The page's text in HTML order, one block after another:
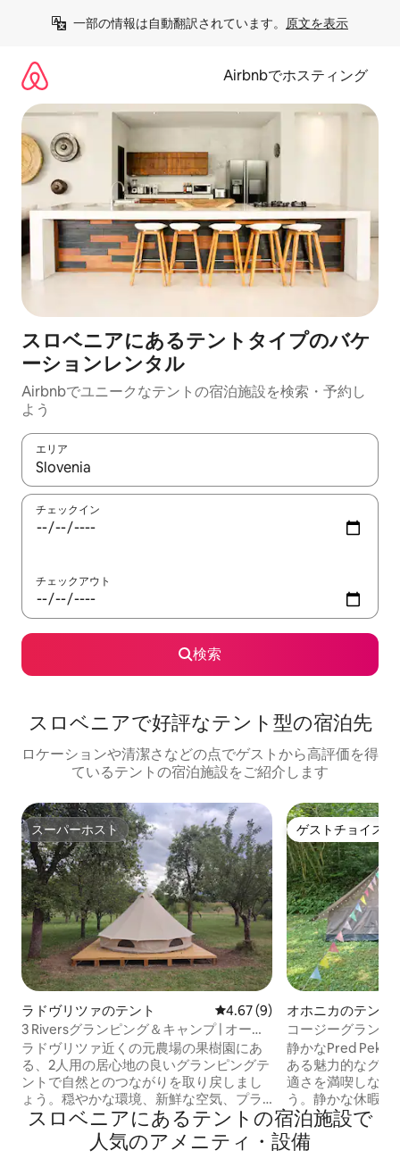
一部の情報は自動翻訳されています。 原文を表示
Airbnbでホスティング
スロベニアにあるテントタイプのバケ
ーションレンタル
Airbnbでユニークなテントの宿泊施設を検索・予約し
よう
エリア
検索結果が表示されたら、上下の矢印キーを使って移動するか
チェックイン
チェックアウト
検索
スロベニアで好評なテント型の宿泊先
ロケーションや清潔さなどの点でゲストから高評価を得
ているテントの宿泊施設をご紹介します
スーパーホスト
スーパーホスト
ラドヴリツァのテント レビュー9件、5つ星中4.67つ
4.67 (9)
3 Riversグランピング＆キャンプ | オーチ
ャードにあるテント
ラドヴリツァ近くの元農場の果樹園にあ
る、2人用の居心地の良いグランピングテ
ントで自然とのつながりを取り戻しまし
ょう。穏やかな環境、新鮮な空気、プラ
イベートテラス、緑豊かな田園地帯の景
Campingの一部で、街の騒音から離れた
ゲストチョイス
ゲストチョイス
オホニカのテント
コージーグランピ
前」
静かなPred
ある魅力的なグラ
適さを満喫しなが
う。静かな休暇
り旅の旅行者に最
は、素朴な魅力と
備えています。
スロベニアにあるテントの宿泊施設で
人気のアメニティ・設備